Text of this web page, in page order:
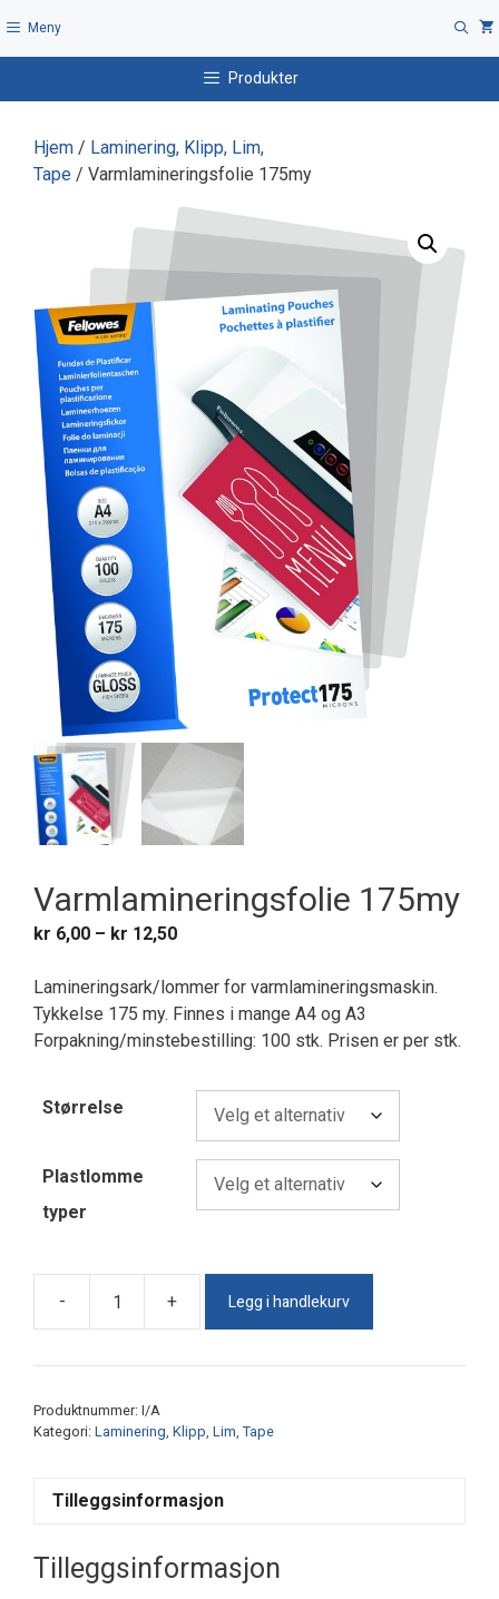
til
Meny
Produkter
Hjem / Laminering, Klipp, Lim,
Tape / Varmlamineringsfolie 175my
Varmlamineringsfolie 175my
kr 6,00 – kr 12,50Prisområde:
til
kr 12,50
Lamineringsark/lommer for varmlamineringsmaskin.
Tykkelse 175 my. Finnes i mange A4 og A3
Forpakning/minstebestilling: 100 stk. Prisen er per stk.
Størrelse
Plastlomme
typer
-
Varmlamineringsfolie
antall
+ Legg i handlekurv
Produktnummer: I/A
Kategori: Laminering, Klipp, Lim, Tape
Tilleggsinformasjon
Tilleggsinformasjon